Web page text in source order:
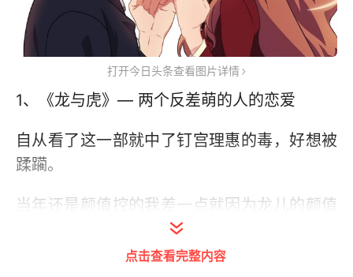
打开今日头条查看图片详情
1、《龙与虎》— 两个反差萌的人的恋爱
自从看了这一部就中了钉宫理惠的毒，好想被
蹂躏。
当年还是颜值控的我差一点就因为龙儿的颜值
就放弃了，呼吁大家要坚持看下去呀。真的是
超好看的。龙儿真的是反差萌，外表凶狠但是
点击查看完整内容